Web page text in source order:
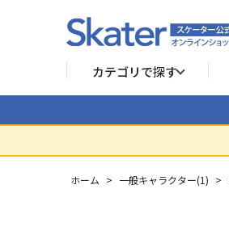
カテゴリで探す
ホーム > 一般キャラクター(1) >